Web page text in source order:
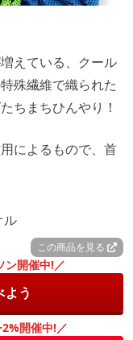
えている、クール
殊繊維で織られた
ちまちひんやり！
によるもので、首
この商品を見る
ン開催中!／
う
開催中!／